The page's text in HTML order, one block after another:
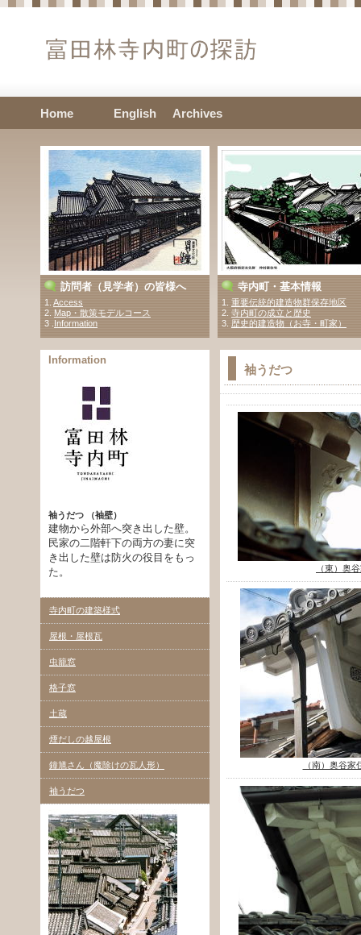
訪問者（見学者）の皆様へ
1. Access
2. Map・散策モデルコース
3 . Information
寺内町・基本情報
1. 重要伝統的建造物群保存地区
2. 寺内町の成立と歴史
3. 歴史的建造物（お寺・町家）
袖うだつ
（東）奥
（南）奥谷家
Information
袖うだつ （袖壁）
建物から外部へ突き出した壁。
民家の二階軒下の両方の妻に突
き出した壁は防火の役目をもっ
た。
寺内町の建築様式
屋根・屋根瓦
虫籠窓
格子窓
土蔵
煙だしの越屋根
鐘馗さん（魔除けの瓦人形）
袖うだつ
Home English Archives